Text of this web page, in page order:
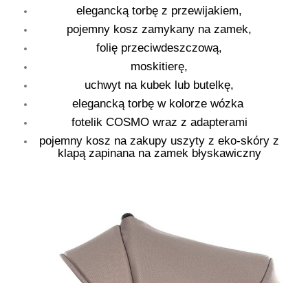
elegancką torbę z przewijakiem,
pojemny kosz zamykany na zamek,
folię przeciwdeszczową,
moskitierę,
uchwyt na kubek lub butelkę,
elegancką torbę w kolorze wózka
fotelik COSMO wraz z adapterami
pojemny kosz na zakupy uszyty z eko-skóry z
klapą zapinana na zamek błyskawiczny